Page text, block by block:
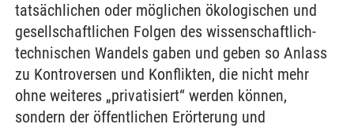
tatsächlichen oder möglichen ökologischen und
gesellschaftlichen Folgen des wissenschaftlich-
technischen Wandels gaben und geben so Anlass
zu Kontroversen und Konflikten, die nicht mehr
ohne weiteres „privatisiert“ werden können,
sondern der öffentlichen Erörterung und